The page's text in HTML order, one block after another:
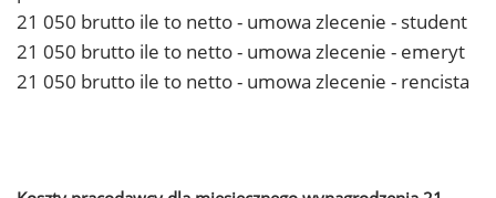
21 050 brutto ile to netto - umowa zlecenie - student
21 050 brutto ile to netto - umowa zlecenie - emeryt
21 050 brutto ile to netto - umowa zlecenie - rencista